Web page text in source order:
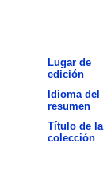
Lugar de
edición
Idioma del
resumen
Título de la
colección